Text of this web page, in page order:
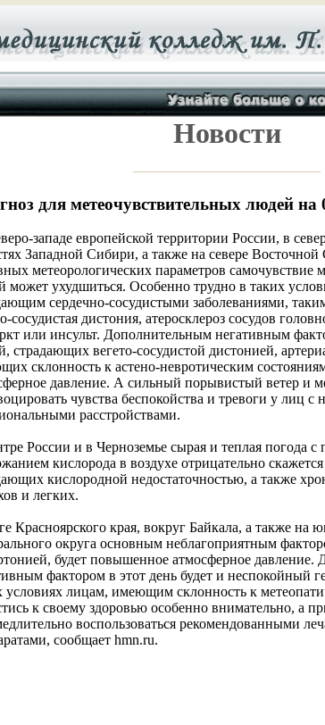
Новости
для метеочувствительных людей на
западе европейской территории России, в
Западной Сибири, а также на севере
метеорологических параметров самочувствие
может ухудшиться. Особенно трудно в таких
сердечно-сосудистыми заболеваниями,
сосудистая дистония, атеросклероз сосудов
или инсульт. Дополнительным негативным
страдающих вегето-сосудистой дистонией,
склонность к астено-невротическим
давление. А сильный порывистый ветер и
чувства беспокойства и тревоги у лиц
расстройствами.
России и в Черноземье сырая и теплая погода
кислорода в воздухе отрицательно
кислородной недостаточностью, а также
и легких.
Красноярского края, вокруг Байкала, а также на
округа основным неблагоприятным
будет повышенное атмосферное давление.
фактором в этот день будет и неспокойный
условиях лицам, имеющим склонность к
к своему здоровью особенно внимательно, а
воспользоваться рекомендованными
сообщает hmn.ru.